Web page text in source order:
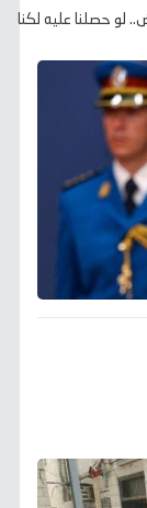
لو حصلنا عليه لكنا